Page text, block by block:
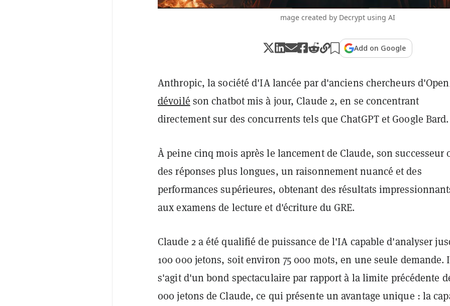
mage created by Decrypt using AI
Add on Google
Anthropic, la société d'IA lancée par d'anciens chercheurs
dévoilé son chatbot mis à jour, Claude 2, en se concentrant
directement sur des concurrents tels que ChatGPT et Google Bard.
À peine cinq mois après le lancement de Claude, son successeur
des réponses plus longues, un raisonnement nuancé et des
performances supérieures, obtenant des résultats
aux examens de lecture et d'écriture du GRE.
Claude 2 a été qualifié de puissance de l'IA capable d'analyser
100 000 jetons, soit environ 75 000 mots, en une seule demande.
s'agit d'un bond spectaculaire par rapport à la limite précédente
000 jetons de Claude, ce qui présente un avantage unique : la